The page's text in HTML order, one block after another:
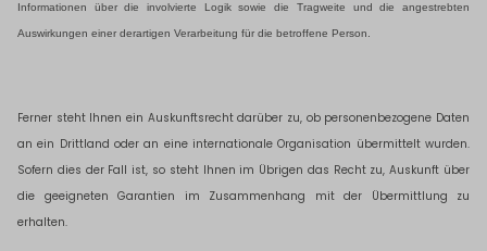
Informationen über die involvierte Logik sowie die Tragweite und die angestrebten
Auswirkungen einer derartigen Verarbeitung für die betroffene Person.
Ferner steht Ihnen ein Auskunftsrecht darüber zu, ob personenbezogene Daten
an ein Drittland oder an eine internationale Organisation übermittelt wurden.
Sofern dies der Fall ist, so steht Ihnen im Übrigen das Recht zu, Auskunft über
die geeigneten Garantien im Zusammenhang mit der Übermittlung zu
erhalten.